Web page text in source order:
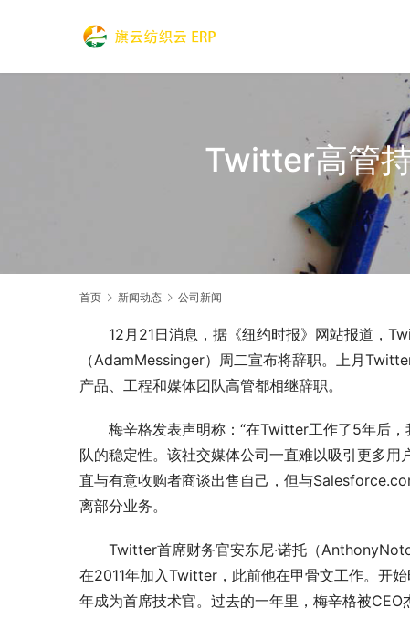
Twitter高管
首页 新闻动态 公司新闻
12月21日消息，据《纽约时报》网站报道，
（AdamMessinger）周二宣布将辞职。上月
产品、工程和媒体团队高管都相继辞职。
梅辛格发表声明称：“在Twitter工作了5年后
队的稳定性。该社交媒体公司一直难以吸引更多
直与有意收购者商谈出售自己，但与
离部分业务。
Twitter首席财务官安东尼·诺托（
在2011年加入Twitter，此前他在甲骨文工作。开
年成为首席技术官。过去的一年里，梅辛格被CEO